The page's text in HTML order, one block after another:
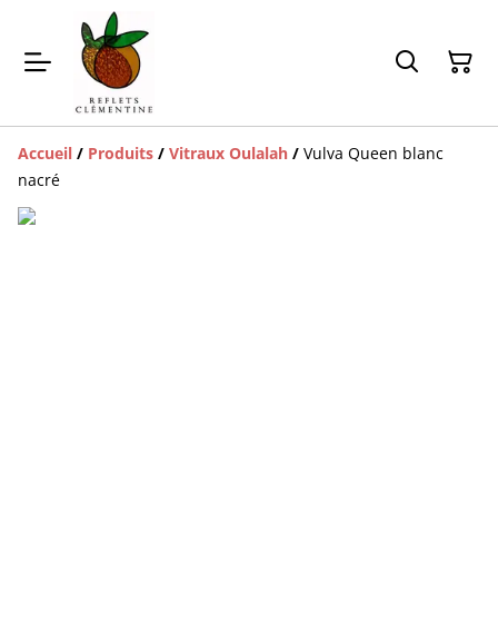
Accueil / Produits / Vitraux Oulalah / Vulva Queen blanc
nacré